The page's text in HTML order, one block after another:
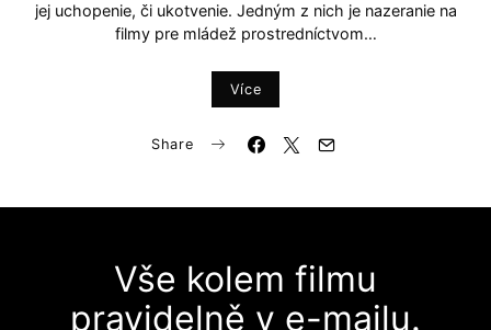
jej uchopenie, či ukotvenie. Jedným z nich je nazeranie na
filmy pre mládež prostredníctvom…
Více
Share
Vše kolem filmu
pravidelně v e-mailu.